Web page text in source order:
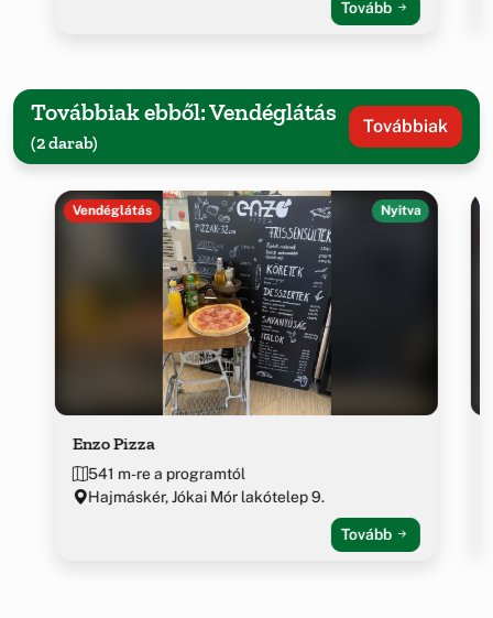
Tovább
Továbbiak ebből: Vendéglátás
(2 darab)
Továbbiak
Vendéglátás Nyitva
Enzo Pizza
541 m-re a programtól
Hajmáskér, Jókai Mór lakótelep 9.
Tovább